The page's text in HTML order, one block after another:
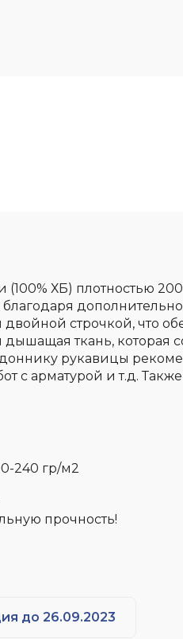
ХБ) плотностью
строчкой, что
ткань, которая
рукавицы
с арматурой и т.д.
240 гр/м2
прочность!
до 26.09.2023